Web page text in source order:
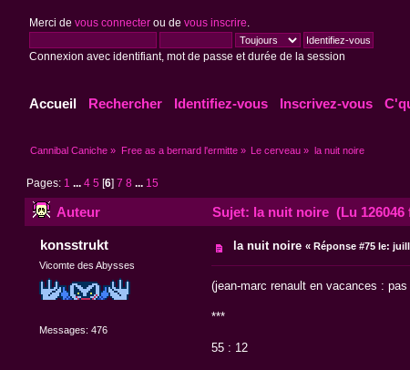
Merci de vous connecterou de vous inscrire
Connexion avec identifiant, mot de passe et durée de la session
Accueil Rechercher Identifiez-vous Inscrivez-vous
Cannibal Caniche » Free as a bernard l'ermitte» Le cerveau » la nuit noire
Pages: 1 ...4 5 [6]7 8 ... 15
Auteur Sujet: la nuit noire (Lu 126046
konsstrukt
Vicomte des Abysses
Messages: 476
la nuit noire « Réponse #75 le:
(jean-marc renault en vacances : pas
***
55 : 12